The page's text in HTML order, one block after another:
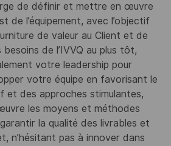
de définir et mettre en œuvre
de l’équipement, avec l’objectif
de valeur au Client et de
de l’IVVQ au plus tôt,
votre leadership pour
votre équipe en favorisant le
et des approches stimulantes,
les moyens et méthodes
la qualité des livrables et
n’hésitant pas à innover dans